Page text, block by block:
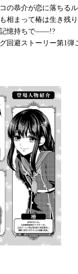
の恭介が恋に落ちる
相まって椿は生き残
記憶持ちで――!?
回避ストーリー第1弾